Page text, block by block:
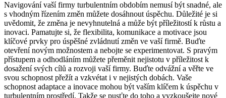
Navigování vaší firmy turbulentním obdobím nemusí být snadné, ale
s vhodným řízením změn můžete dosáhnout úspěchu. Důležité je si
uvědomit, že změna je nevyhnutelná a může být příležitostí k růstu a
inovaci. Pamatujte si, že flexibilita, komunikace a motivace jsou
klíčové prvky pro úspěšné zvládnutí změn ve vaší firmě. Buďte
otevření novým možnostem a nebojte se experimentovat. S pravým
přístupem a odhodláním můžete přeměnit nejistotu v příležitost k
dosažení svých cílů a rozvoji vaší firmy. Buďte odvážní a věřte ve
svou schopnost přežít a vzkvétat i v nejistých dobách. Vaše
schopnost adaptace a inovace mohou být vaším klíčem k úspěchu v
turbulentním prostředí. Takže se pusťte do toho a vyzkoušejte nové